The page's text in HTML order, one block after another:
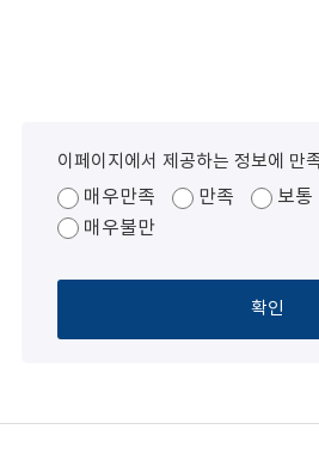
이페이지에서 제공하는 정보에 만
매우만족 만족 보통
매우불만
확인